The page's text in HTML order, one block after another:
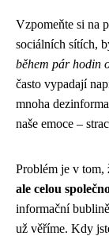
Vzpomeňte si na
sociálních sítích,
během pár hodin
často vypadají
mnoha
naše emoce –
Problém je v tom,
ale celou
informační
už věříme. Kdy